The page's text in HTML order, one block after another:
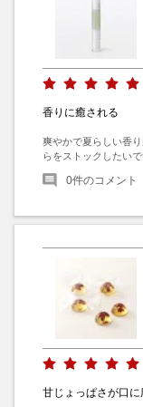
香りに癒される
爽やかで夏らしい香
らをストックしたいで
0件のコメント
甘じょっぱさが口に